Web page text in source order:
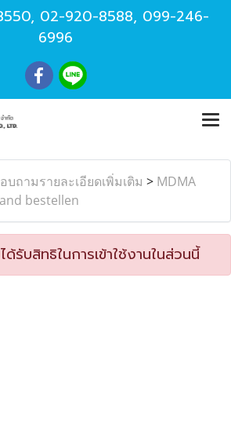
, 02-920-8588, 099-246-
6996
บถามรายละเอียดเพิ่มเติม > MDMA
bestellen
รับสิทธิในการเข้าใช้งานในส่วนนี้